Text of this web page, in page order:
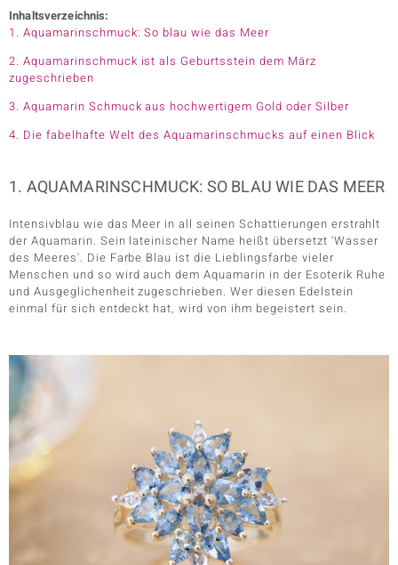
Inhaltsverzeichnis:
1. Aquamarinschmuck: So blau wie das Meer
2. Aquamarinschmuck ist als Geburtsstein dem März
zugeschrieben
3. Aquamarin Schmuck aus hochwertigem Gold oder Silber
4. Die fabelhafte Welt des Aquamarinschmucks auf einen Blick
1. AQUAMARINSCHMUCK: SO BLAU WIE DAS MEER
Intensivblau wie das Meer in all seinen Schattierungen erstrahlt
der Aquamarin. Sein lateinischer Name heißt übersetzt 'Wasser
des Meeres'. Die Farbe Blau ist die Lieblingsfarbe vieler
Menschen und so wird auch dem Aquamarin in der Esoterik Ruhe
und Ausgeglichenheit zugeschrieben. Wer diesen Edelstein
einmal für sich entdeckt hat, wird von ihm begeistert sein.